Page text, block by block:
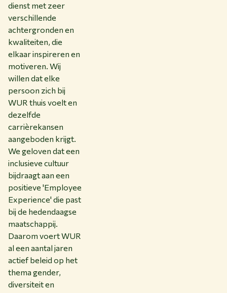
dienst met zeer
verschillende
achtergronden en
kwaliteiten, die
elkaar inspireren en
motiveren. Wij
willen dat elke
persoon zich bij
WUR thuis voelt en
dezelfde
carrièrekansen
aangeboden krijgt.
We geloven dat een
inclusieve cultuur
bijdraagt aan een
positieve 'Employee
Experience' die past
bij de hedendaagse
maatschappij.
Daarom voert WUR
al een aantal jaren
actief beleid op het
thema gender,
diversiteit en